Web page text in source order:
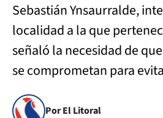
Sebastián Ynsaurralde,
localidad a la que
señaló la necesidad de
se comprometan para
Por El Litoral